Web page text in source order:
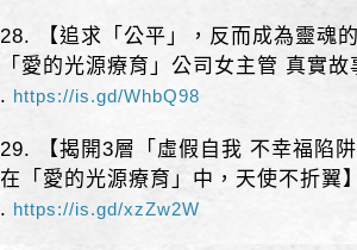
28. 【追求「公平」，反而成為靈魂
「愛的光源療育」公司女主管 真實故
. https://is.gd/WhbQ98
29. 【揭開3層「虛假自我 不幸福陷
在「愛的光源療育」中，天使不折翼
. https://is.gd/xzZw2W